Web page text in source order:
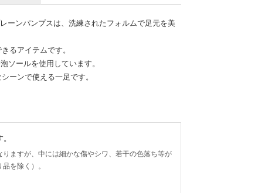
ーンパンプスは、洗練されたフォルムで足元を美
るアイテムです。
ソールを使用しています。
ーンで使える一足です。
ますが、中には細かな傷やシワ、若干の色落ち等が
を除く）。